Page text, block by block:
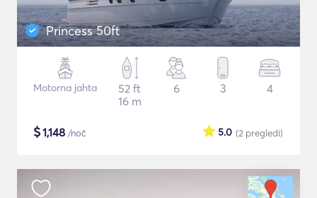
Princess 50ft
Motorna jahta
52 ft
16 m
6 3 4
$1,148 /noč (2 pregledi)
5.0